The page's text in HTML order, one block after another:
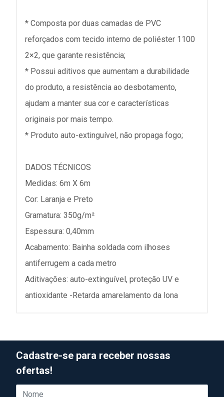
* Composta por duas camadas de PVC
reforçados com tecido interno de poliéster 1100
2×2, que garante resistência;
* Possui aditivos que aumentam a durabilidade
do produto, a resistência ao desbotamento,
ajudam a manter sua cor e características
originais por mais tempo.
* Produto auto-extinguível, não propaga fogo;
DADOS TÉCNICOS
Medidas: 6m X 6m
Cor: Laranja e Preto
Gramatura: 350g/m²
Espessura: 0,40mm
Acabamento: Bainha soldada com ilhoses
antiferrugem a cada metro
Aditivações: auto-extinguível, proteção UV e
antioxidante -Retarda amarelamento da lona
Cadastre-se para receber nossas
ofertas!